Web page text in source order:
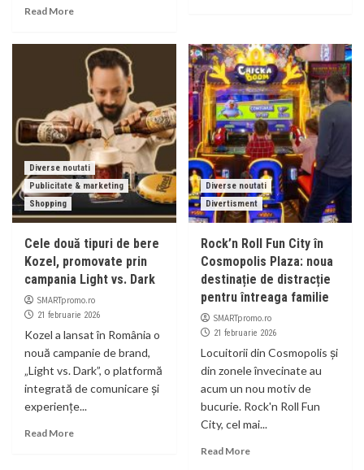
Read More
Diverse noutati
Publicitate & marketing
Shopping
Cele două tipuri de bere
Kozel, promovate prin
campania Light vs. Dark
SMARTpromo.ro
21 februarie 2026
Kozel a lansat în România o
nouă campanie de brand,
„Light vs. Dark”, o platformă
integrată de comunicare și
experiențe...
Read More
Diverse noutati
Divertisment
Rock’n Roll Fun City în
Cosmopolis Plaza: noua
destinație de distracție
pentru întreaga familie
SMARTpromo.ro
21 februarie 2026
Locuitorii din Cosmopolis și
din zonele învecinate au
acum un nou motiv de
bucurie. Rock'n Roll Fun
City, cel mai...
Read More